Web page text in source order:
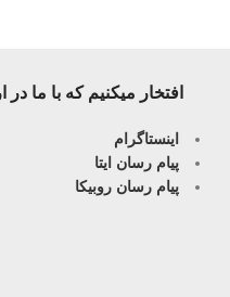
افتخار میکنیم که با ما در
اینستاگرام
پیام رسان ایتا
پیام رسان روبیکا